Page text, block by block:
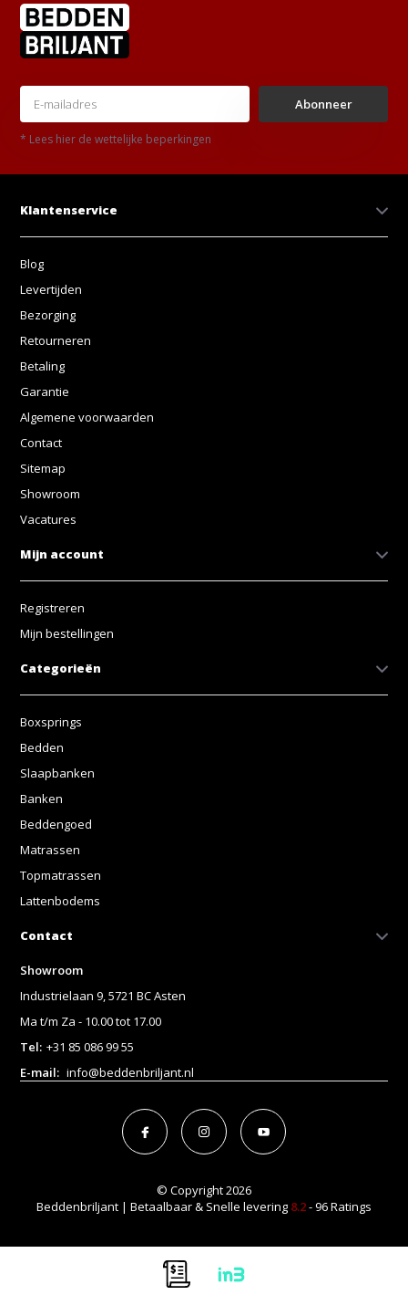
Abonneer
* Lees hier de wettelijke beperkingen
Klantenservice
Blog
Levertijden
Bezorging
Retourneren
Betaling
Garantie
Algemene voorwaarden
Contact
Sitemap
Showroom
Vacatures
Mijn account
Registreren
Mijn bestellingen
Categorieën
Boxsprings
Bedden
Slaapbanken
Banken
Beddengoed
Matrassen
Topmatrassen
Lattenbodems
Contact
Showroom
Industrielaan 9, 5721 BC Asten
Ma t/m Za - 10.00 tot 17.00
Tel: +31 85 086 99 55
E-mail: info@beddenbriljant.nl
© Copyright 2026
Beddenbriljant | Betaalbaar & Snelle levering 8.2- 96 Ratings